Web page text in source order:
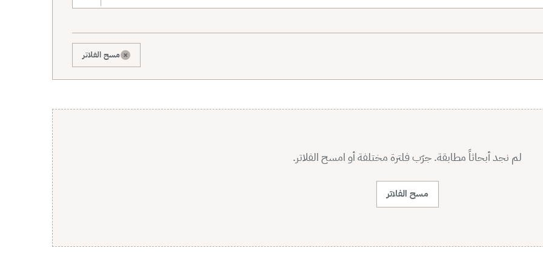
× مسح الفلاتر
لم نجد أبحاثاً مطابقة. جرّب فلترة مختلفة أو امسح الفلاتر.
مسح الفلاتر